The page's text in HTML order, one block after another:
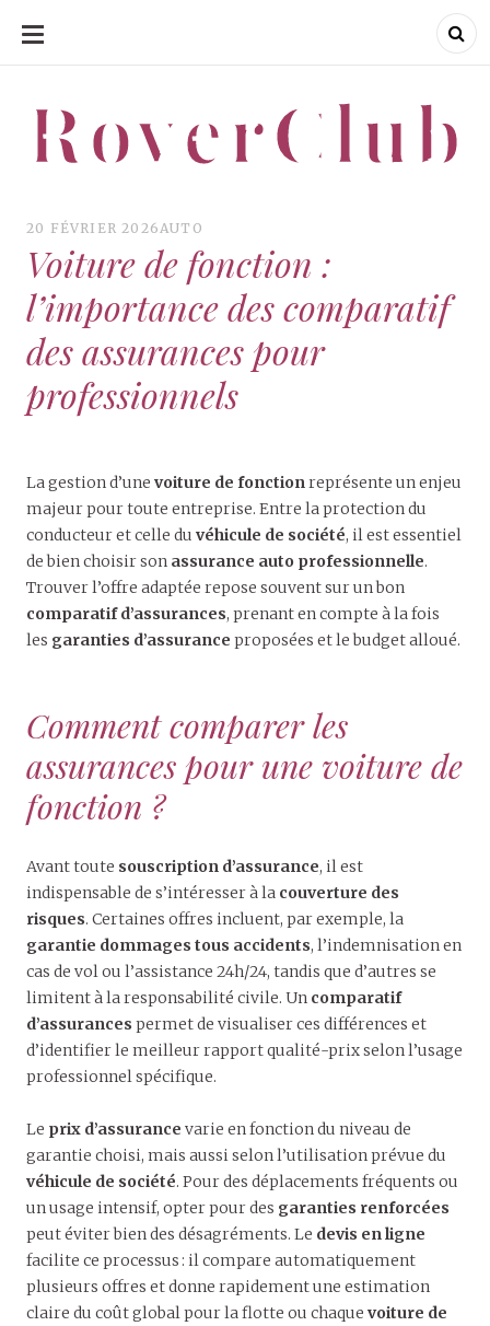
ALLER
CONTENU
RoverClub
RoverClub
20 FÉVRIER 2026 AUTO
Voiture de fonction :
l’importance des comparatif
des assurances pour
professionnels
La gestion d’une voiture de fonction représente un enjeu
majeur pour toute entreprise. Entre la protection du
conducteur et celle du véhicule de société, il est essentiel
de bien choisir son assurance auto professionnelle.
Trouver l’offre adaptée repose souvent sur un bon
comparatif d’assurances, prenant en compte à la fois
les garanties d’assurance proposées et le budget alloué.
Comment comparer les
assurances pour une voiture de
fonction ?
Avant toute souscription d’assurance, il est
indispensable de s’intéresser à la couverture des
risques. Certaines offres incluent, par exemple, la
garantie dommages tous accidents, l’indemnisation en
cas de vol ou l’assistance 24h/24, tandis que d’autres se
limitent à la responsabilité civile. Un comparatif
d’assurances permet de visualiser ces différences et
d’identifier le meilleur rapport qualité-prix selon l’usage
professionnel spécifique.
Le prix d’assurance varie en fonction du niveau de
garantie choisi, mais aussi selon l’utilisation prévue du
véhicule de société. Pour des déplacements fréquents ou
un usage intensif, opter pour des garanties renforcées
peut éviter bien des désagréments. Le devis en ligne
facilite ce processus : il compare automatiquement
plusieurs offres et donne rapidement une estimation
claire du coût global pour la flotte ou chaque voiture de